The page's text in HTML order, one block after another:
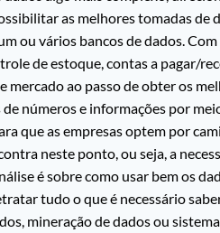
as melhores tomadas de
ou vários bancos de dados.
de estoque, contas a pagar/
mercado ao passo de obter os
números e informações por
que as empresas optem por
neste ponto, ou seja, a
é sobre como usar bem os
tudo o que é necessário
mineração de dados ou